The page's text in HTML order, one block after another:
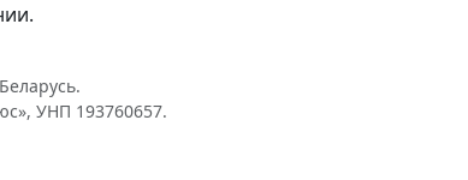
УНП 193760657.